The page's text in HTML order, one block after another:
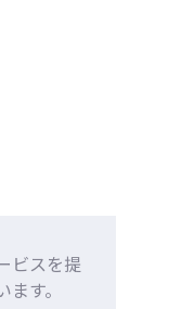
ビスを提
す。